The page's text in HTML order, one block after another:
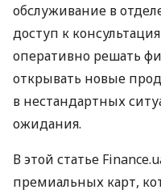
обслуживание в
доступ к
оперативно решать
открывать новые
в нестандартных
ожидания.
В этой статье
премиальных карт,